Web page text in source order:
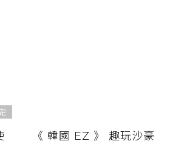
《 韓國 EZ 》 趣玩沙豪